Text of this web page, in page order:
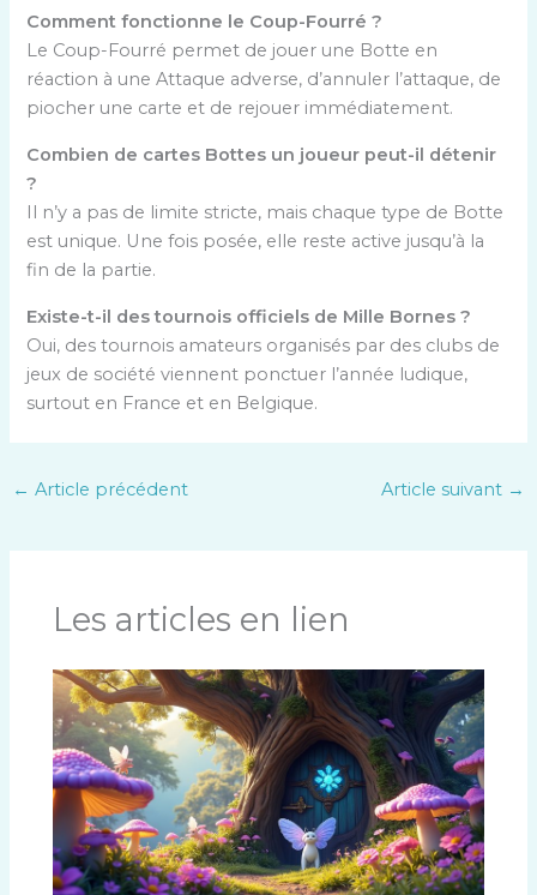
Comment fonctionne le Coup-Fourré ?
Le Coup-Fourré permet de jouer une Botte en
réaction à une Attaque adverse, d’annuler l’attaque, de
piocher une carte et de rejouer immédiatement.
Combien de cartes Bottes un joueur peut-il détenir
?
Il n’y a pas de limite stricte, mais chaque type de Botte
est unique. Une fois posée, elle reste active jusqu’à la
fin de la partie.
Existe-t-il des tournois officiels de Mille Bornes ?
Oui, des tournois amateurs organisés par des clubs de
jeux de société viennent ponctuer l’année ludique,
surtout en France et en Belgique.
← Article précédent Article suivant →
Les articles en lien